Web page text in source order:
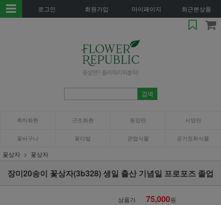
로그인 회원가입 마이페이지 최근본상품
축하화환 근조화환 동양란 서양란
꽃바구니 꽃다발 관엽식물 공기정화식물
꽃상자 꽃상자
장미20송이 꽃상자(3b328) 생일 출산 기념일 프로포즈 졸업
상품가 75,000원